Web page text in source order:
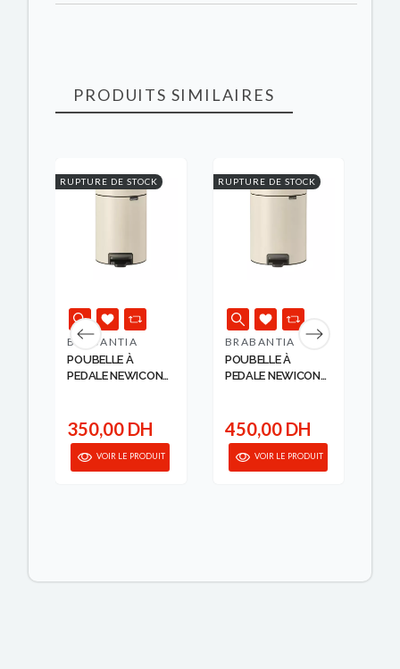
PRODUITS SIMILAIRES
RUPTURE DE STOCK
BRABANTIA
POUBELLE À
PEDALE NEWICON
350,00 DH
VOIR LE PRODUIT
RUPTURE DE STOCK
BRABANTIA
POUBELLE À
PEDALE NEWICON
450,00 DH
VOIR LE PRODUIT